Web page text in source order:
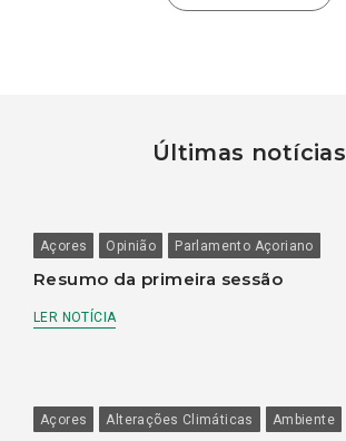
Últimas notícias
Açores Opinião Parlamento Açoriano
Resumo da primeira sessão
LER NOTÍCIA
Açores Alterações Climáticas Ambiente